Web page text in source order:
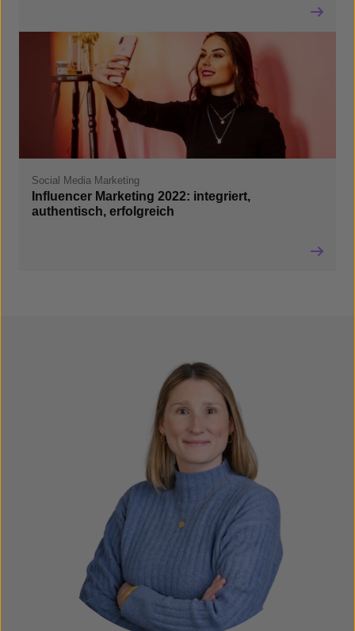
Social Media Marketing
Influencer Marketing 2022: integriert,
authentisch, erfolgreich